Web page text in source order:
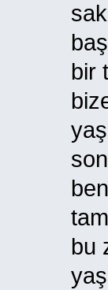
bir
bu